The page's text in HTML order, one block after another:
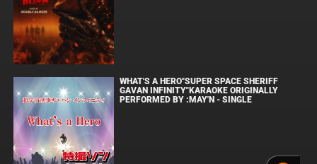
WHAT'S A HERO"SUPER SPACE SHERIFF
GAVAN INFINITY"KARAOKE ORIGINALLY
PERFORMED BY :MAY'N - SINGLE